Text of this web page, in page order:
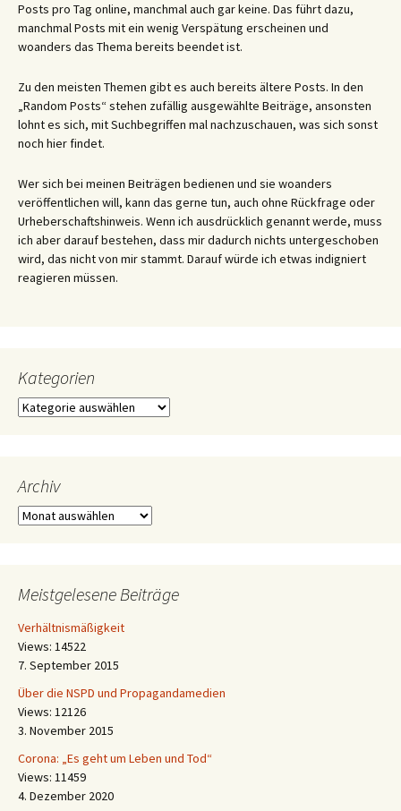
Posts pro Tag online, manchmal auch gar keine. Das führt dazu,
manchmal Posts mit ein wenig Verspätung erscheinen und
woanders das Thema bereits beendet ist.
Zu den meisten Themen gibt es auch bereits ältere Posts. In den
„Random Posts“ stehen zufällig ausgewählte Beiträge, ansonsten
lohnt es sich, mit Suchbegriffen mal nachzuschauen, was sich sonst
noch hier findet.
Wer sich bei meinen Beiträgen bedienen und sie woanders
veröffentlichen will, kann das gerne tun, auch ohne Rückfrage oder
Urheberschaftshinweis. Wenn ich ausdrücklich genannt werde, muss
ich aber darauf bestehen, dass mir dadurch nichts untergeschoben
wird, das nicht von mir stammt. Darauf würde ich etwas indigniert
reagieren müssen.
Kategorien
Kategorien
Archiv
Archiv
Meistgelesene Beiträge
Verhältnismäßigkeit
Views: 14522
7. September 2015
Über die NSPD und Propagandamedien
Views: 12126
3. November 2015
Corona: „Es geht um Leben und Tod“
Views: 11459
4. Dezember 2020